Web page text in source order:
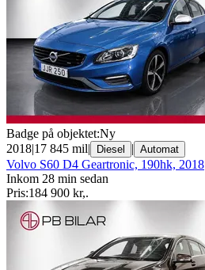
Badge på objektet:Ny
2018|17 845 mil| Diesel | Automat
Volvo S60 D4 Geartronic, 190hk, 2018
Inkom 28 min sedan
Pris:184 900 kr,.